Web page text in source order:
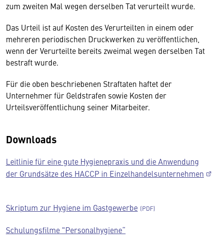
zum zweiten Mal wegen derselben Tat verurteilt wurde.
Das Urteil ist auf Kosten des Verurteilten in einem oder
mehreren periodischen Druckwerken zu veröffentlichen,
wenn der Verurteilte bereits zweimal wegen derselben Tat
bestraft wurde.
Für die oben beschriebenen Straftaten haftet der
Unternehmer für Geldstrafen sowie Kosten der
Urteilsveröffentlichung seiner Mitarbeiter.
Downloads
Leitlinie für eine gute Hygienepraxis und die Anwendung
der Grundsätze des HACCP in Einzelhandelsunternehmen
Skriptum zur Hygiene im Gastgewerbe
Schulungsfilme "Personalhygiene“